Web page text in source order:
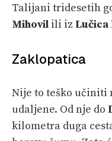
Talijani tridesetih
Mihovil ili iz Lučica
Zaklopatica
Nije to teško učiniti
udaljene. Od nje do
kilometra duga